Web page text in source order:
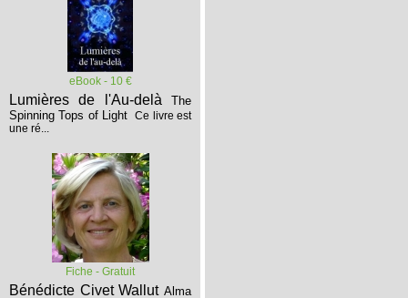
eBook - 10 €
Lumières de l'Au-delà The
Spinning Tops of Light Ce livre est
une ré...
Fiche - Gratuit
Bénédicte Civet Wallut Alma